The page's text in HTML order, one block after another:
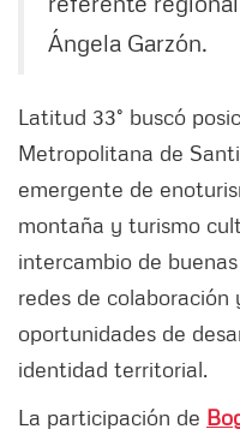
Ángela Garzón.
Latitud 33° buscó
Metropolitana de
emergente de
montaña y turismo
intercambio de
redes de colaboración
oportunidades de
identidad territorial.
La participación de